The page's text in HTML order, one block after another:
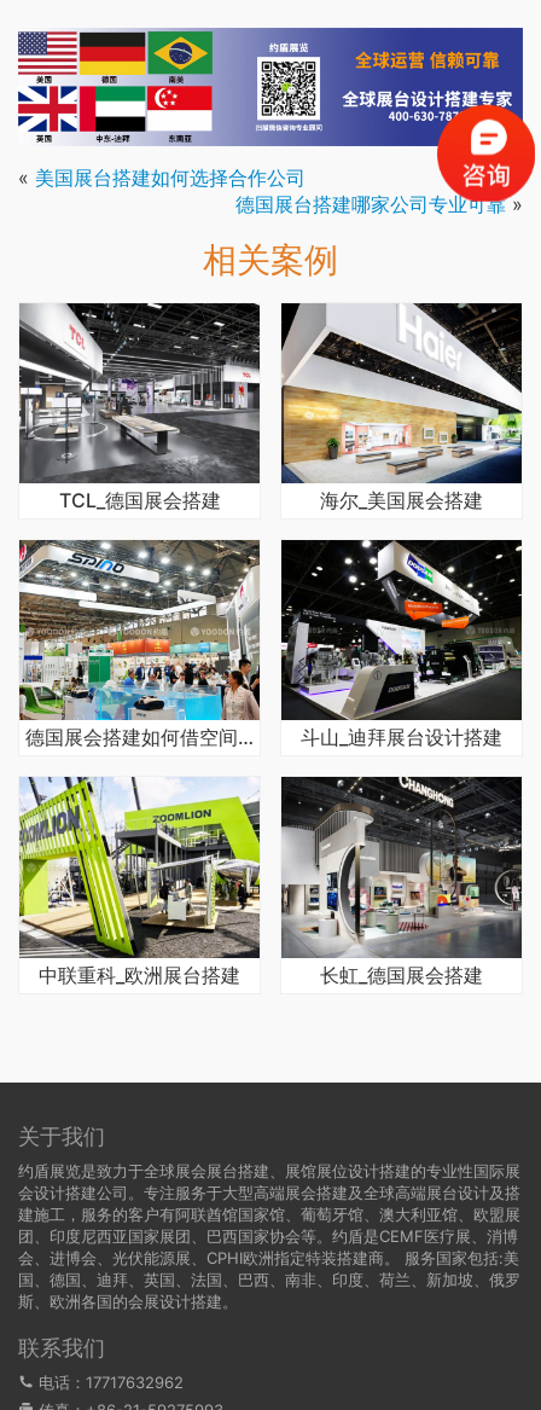
« 美国展台搭建如何选择合作公司
德国展台搭建哪家公司专业可靠»
相关案例
TCL_德国展会搭建 海尔_美国展会搭建
德国展会搭建如何借空间规划提升参展成效 斗山_迪拜展台设计搭建
中联重科_欧洲展台搭建 长虹_德国展会搭建
关于我们
约盾展览是致力于全球展会展台搭建、展馆展位设计搭建的专业性国际展
会设计搭建公司。专注服务于大型高端展会搭建及全球高端展台设计及搭
建施工，服务的客户有阿联酋馆国家馆、葡萄牙馆、澳大利亚馆、欧盟展
团、印度尼西亚国家展团、巴西国家协会等。约盾是CEMF医疗展、消博
会、进博会、光伏能源展、CPHI欧洲指定特装搭建商。 服务国家包括:美
国
德国 、迪拜、英国、法国、巴西、南非、印度、荷兰、新加坡、俄罗
斯、欧洲各国的会展设计搭建。
联系我们
电话：17717632962